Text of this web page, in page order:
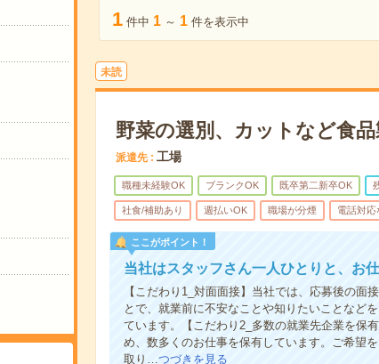
1 件中 1 ～ 1 件を表示中
未読
野菜の選別、カットなど食品
派遣先 工場
職種未経験OK ブランクOK 既卒第二新卒OK
社食/補助あり 週払いOK 職場が分煙 電話対応
ここがポイント！
当社はスタッフさん一人ひとりと、お
【こだわり1_対面面接】当社では、応募後の面
とで、就業前に不安なことや知りたいことなど
ています。【こだわり2_多数の就業先企業を保
め、数多くのお仕事を保有しています。ご希望
取り…つづきを見る